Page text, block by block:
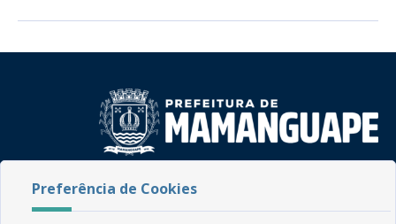
Rua do Imperador, 78, Centro
Preferência de Cookies